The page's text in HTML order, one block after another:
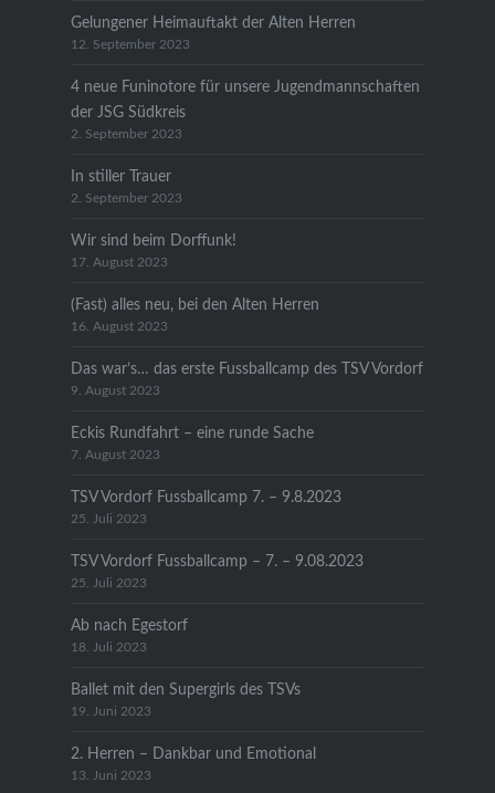
Gelungener Heimauftakt der Alten Herren
12. September 2023
4 neue Funinotore für unsere Jugendmannschaften
der JSG Südkreis
2. September 2023
In stiller Trauer
2. September 2023
Wir sind beim Dorffunk!
17. August 2023
(Fast) alles neu, bei den Alten Herren
16. August 2023
Das war’s… das erste Fussballcamp des TSV Vordorf
9. August 2023
Eckis Rundfahrt – eine runde Sache
7. August 2023
TSV Vordorf Fussballcamp 7. – 9.8.2023
25. Juli 2023
TSV Vordorf Fussballcamp – 7. – 9.08.2023
25. Juli 2023
Ab nach Egestorf
18. Juli 2023
Ballet mit den Supergirls des TSVs
19. Juni 2023
2. Herren – Dankbar und Emotional
13. Juni 2023